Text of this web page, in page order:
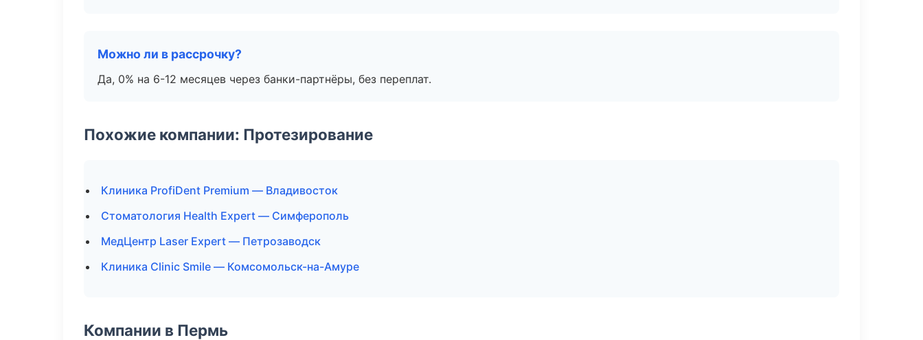
Можно ли в рассрочку?
Да, 0% на 6-12 месяцев через банки-партнёры, без переплат.
Похожие компании: Протезирование
Клиника ProfiDent Premium — Владивосток
Стоматология Health Expert — Симферополь
МедЦентр Laser Expert — Петрозаводск
Клиника Clinic Smile — Комсомольск-на-Амуре
Компании в Пермь